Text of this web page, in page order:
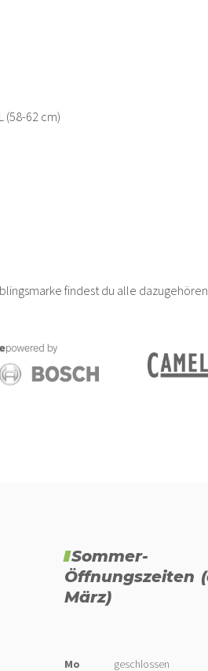
(58-62 cm)
findest du alle
Sommer-
Öffnungszeiten
März)
Mo geschlossen